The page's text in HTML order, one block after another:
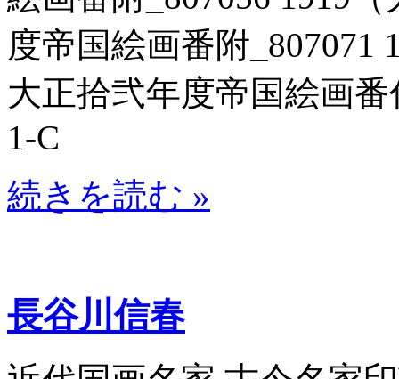
度帝国絵画番附_807071
大正拾弐年度帝国絵画番
1-C
続きを読む »
長谷川信春